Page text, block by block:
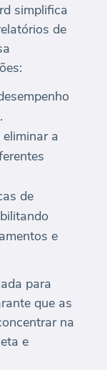
simplifica
de
a
de
e
para
que as
na
e